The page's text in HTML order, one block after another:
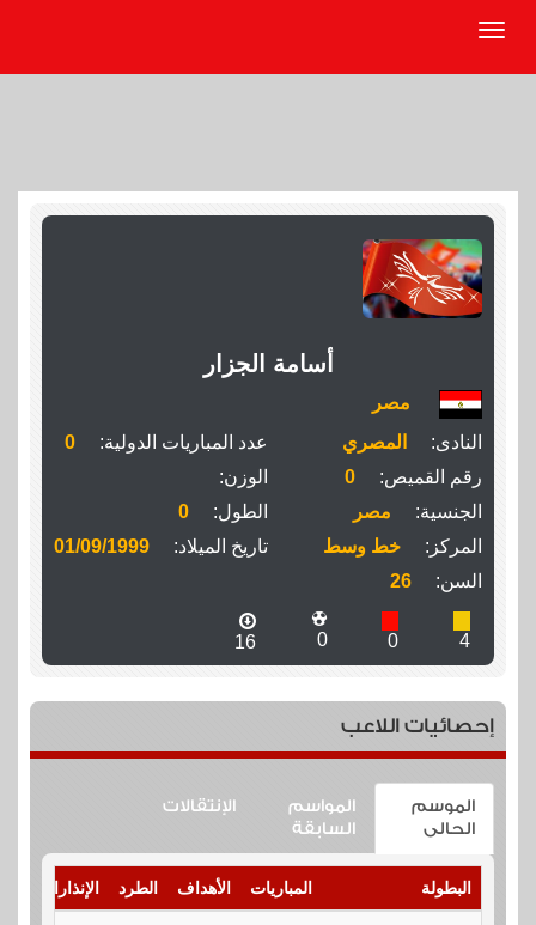
أسامة الجزار
مصر
النادى:
المصري عدد المباريات الدولية:
0
رقم القميص:
0
الوزن:
الجنسية:
مصر الطول:
0
المركز:
خط وسط تاريخ الميلاد:
01/09/1999
السن:
26
4
0
0
16
إحصائيات اللاعب
الموسم
الحالى
المواسم
السابقة
الإنتقالات
البطولة المباريات الأهداف الطرد الإنذارات